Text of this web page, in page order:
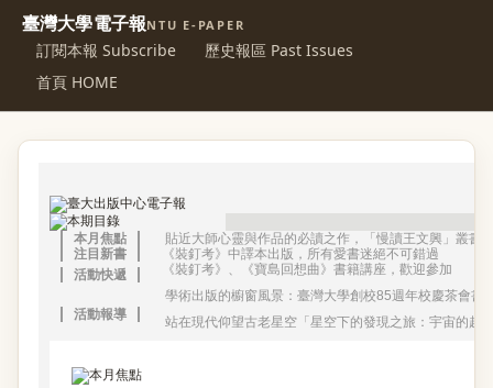
臺灣大學電子報NTU E-PAPER
訂閱本報 Subscribe
歷史報區 Past Issues
首頁 HOME
本月焦點
貼近大師心靈與作品的必讀之作，「慢讀王文興」叢書
注目新書
《裝釘考》中譯本出版，所有愛書迷絕不可錯過
活動快遞
《裝釘考》、《寶島回想曲》書籍講座，歡迎參加
活動報導
學術出版的櫥窗風景：臺灣大學創校85週年校慶茶會書
站在現代仰望古老星空「星空下的發現之旅：宇宙的